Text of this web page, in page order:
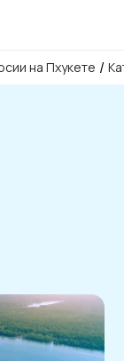
на Пхукете /